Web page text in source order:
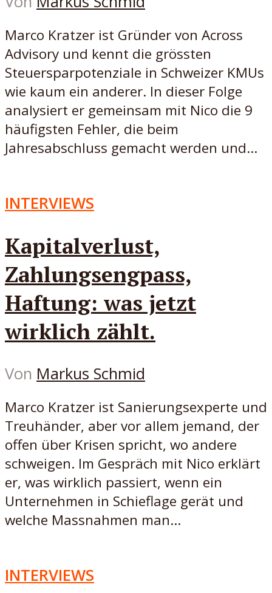
Marco Kratzer ist Gründer von Across
Advisory und kennt die grössten
Steuersparpotenziale in Schweizer KMUs
wie kaum ein anderer. In dieser Folge
analysiert er gemeinsam mit Nico die 9
häufigsten Fehler, die beim
Jahresabschluss gemacht werden und...
INTERVIEWS
Kapitalverlust,
Zahlungsengpass,
Haftung: was jetzt
wirklich zählt.
Von Markus Schmid
Marco Kratzer ist Sanierungsexperte und
Treuhänder, aber vor allem jemand, der
offen über Krisen spricht, wo andere
schweigen. Im Gespräch mit Nico erklärt
er, was wirklich passiert, wenn ein
Unternehmen in Schieflage gerät und
welche Massnahmen man...
INTERVIEWS